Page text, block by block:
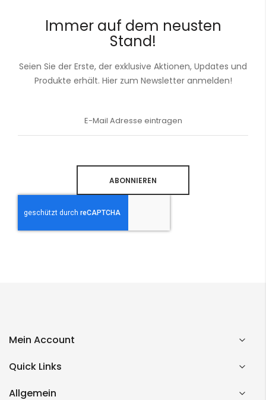
Immer auf dem neusten
Stand!
Seien Sie der Erste, der exklusive Aktionen, Updates und
Produkte erhält. Hier zum Newsletter anmelden!
ABONNIEREN
Mein Account
Quick Links
Allgemein